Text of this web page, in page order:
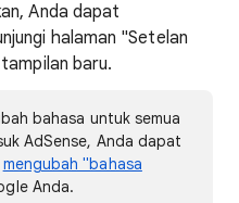
Anda dapat
halaman "Setelan
baru.
bahasa untuk semua
AdSense, Anda dapat
mengubah "bahasa
Anda.